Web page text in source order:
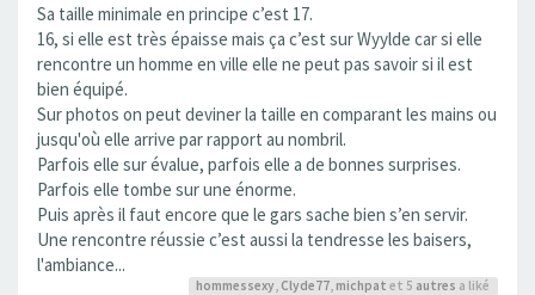
Sa taille minimale en principe c’est 17.
16, si elle est très épaisse mais ça c’est sur Wyylde car si elle
rencontre un homme en ville elle ne peut pas savoir si il est
bien équipé.
Sur photos on peut deviner la taille en comparant les mains ou
jusqu'où elle arrive par rapport au nombril.
Parfois elle sur évalue, parfois elle a de bonnes surprises.
Parfois elle tombe sur une énorme.
Puis après il faut encore que le gars sache bien s’en servir.
Une rencontre réussie c’est aussi la tendresse les baisers,
l'ambiance...
hommessexy, Clyde77, michpat et 5 autres a liké